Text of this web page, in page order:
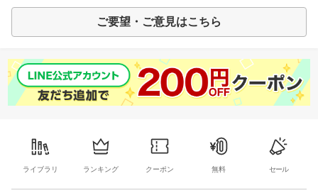
ご要望・ご意見はこちら
ライブラリ ランキング クーポン 無料 セール